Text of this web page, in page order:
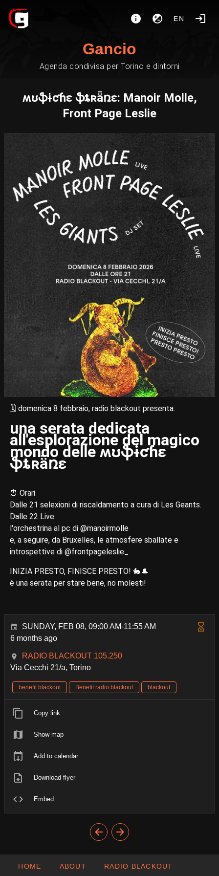
EN
Gancio
Agenda condivisa per Torino e dintorni
ʍʊֆɨƈɦɛ ֆȶʀǟռɛ: Manoir Molle,
Front Page Leslie
🗓️ domenica 8 febbraio, radio blackout presenta:
una serata dedicata
all'esplorazione del magico
mondo delle ʍʊֆɨƈɦɛ
ֆȶʀǟռɛ
⏰ Orari
Dalle 21 selexioni di riscaldamento a cura di Les Geants.
Dalle 22 Live:
l'orchestrina al pc di @manoirmolle
e, a seguire, da Bruxelles, le atmosfere sballate e
introspettive di @frontpageleslie_
INIZIA PRESTO, FINISCE PRESTO! 🐇🎩
è una serata per stare bene, no molesti!
SUNDAY, FEB 08, 09:00 AM-11:55 AM
6 months ago
RADIO BLACKOUT 105.250
Via Cecchi 21/a, Torino
benefit blackout Benefit radio blackout blackout
Copy link
Show map
Add to calendar
Download flyer
Embed
HOME ABOUT RADIO BLACKOUT